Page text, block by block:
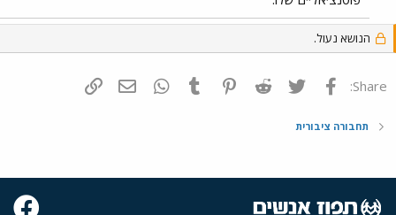
הנושא נעול.
Share: פייסבוק Twitter
Reddit
Pinterest
Tumblr
WhatsAppדואר אלקטרוני
תחבורה ציבורית